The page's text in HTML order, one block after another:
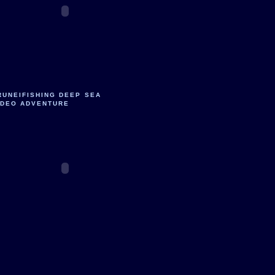
DEEP SEA
ADVENTURE